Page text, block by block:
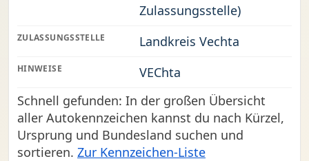
Zulassungsstelle)
ZULASSUNGSSTELLE Landkreis Vechta
HINWEISE
VEChta
Schnell gefunden: In der großen Übersicht
aller Autokennzeichen kannst du nach Kürzel,
Ursprung und Bundesland suchen und
sortieren. Zur Kennzeichen-Liste